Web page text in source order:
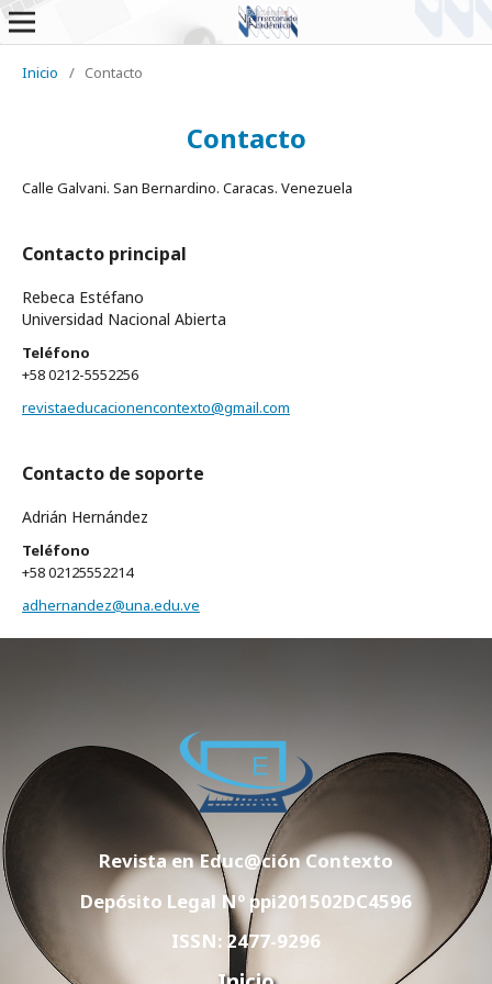
Inicio / Contacto
Contacto
Calle Galvani. San Bernardino. Caracas. Venezuela
Contacto principal
Rebeca Estéfano
Universidad Nacional Abierta
Teléfono
+58 0212-5552256
revistaeducacionencontexto@gmail.com
Contacto de soporte
Adrián Hernández
Teléfono
+58 02125552214
adhernandez@una.edu.ve
Revista en Educ@ción Contexto
Depósito Legal Nº ppi201502DC4596
ISSN: 2477-9296